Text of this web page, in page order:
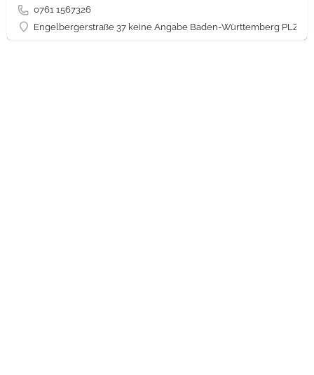
0761 1567326
Engelbergerstraße 37 keine Angabe Baden-Württemberg PLZ